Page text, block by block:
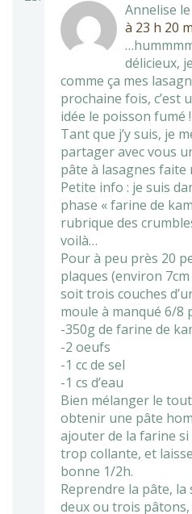
Annelise le
à 23 h 20
délicieux,
comme ça mes
prochaine fois, c’est
idée le poisson fumé !
Tant que j’y suis, je
partager avec vous
pâte à lasagnes faite
Petite info : je suis
phase « farine de
rubrique des
voilà…
Pour à peu près 20
plaques (environ
soit trois couches
moule à manqué 6/8
-350g de farine de
-2 oeufs
-1 cc de sel
-1 cs d’eau
Bien mélanger le
obtenir une pâte
ajouter de la farine
trop collante, et
bonne 1/2h.
Reprendre la pâte, la
deux ou trois pâtons,